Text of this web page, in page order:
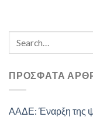
ΠΡΌΣΦΑΤΑ
ΑΑΔΕ: Έναρξη της